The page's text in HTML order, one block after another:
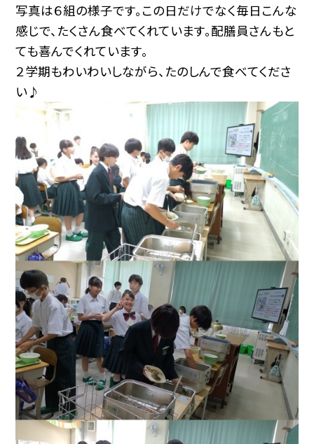
写真は６組の様子です。この日だけでなく毎日こんな
感じで、たくさん食べてくれています。配膳員さんもと
ても喜んでくれています。
２学期もわいわいしながら、たのしんで食べてくださ
い♪